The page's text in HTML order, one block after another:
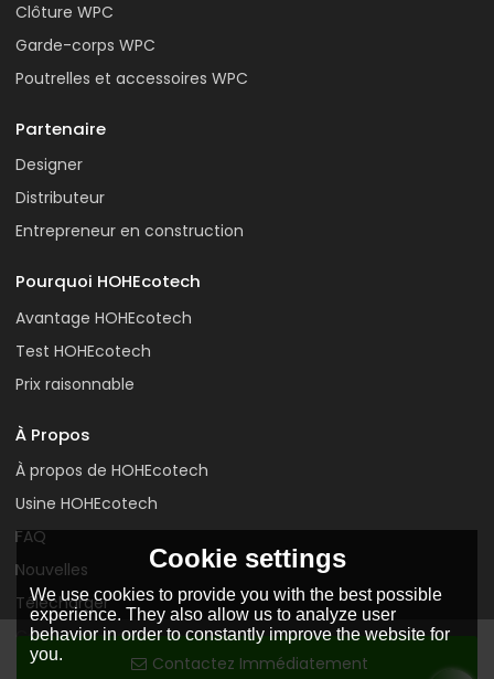
Contactez Immédiatement
Clôture WPC
Garde-corps WPC
Poutrelles et accessoires WPC
Partenaire
Designer
Distributeur
Entrepreneur en construction
Pourquoi HOHEcotech
Avantage HOHEcotech
Test HOHEcotech
Prix raisonnable
À Propos
À propos de HOHEcotech
Usine HOHEcotech
FAQ
Nouvelles
Télécharger
Contactez-nous
Cookie settings
We use cookies to provide you with the best possible
experience. They also allow us to analyze user
behavior in order to constantly improve the website for
you.